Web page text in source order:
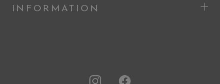
INFORMATION